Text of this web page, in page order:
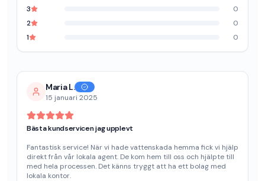
3
0
2
0
1
0
Maria L.
15 januari 2025
Bästa kundservicen jag upplevt
Fantastisk service! När vi hade vattenskada hemma fick vi hjälp
direkt från vår lokala agent. De kom hem till oss och hjälpte till
med hela processen. Det känns tryggt att ha ett bolag med
lokala kontor.